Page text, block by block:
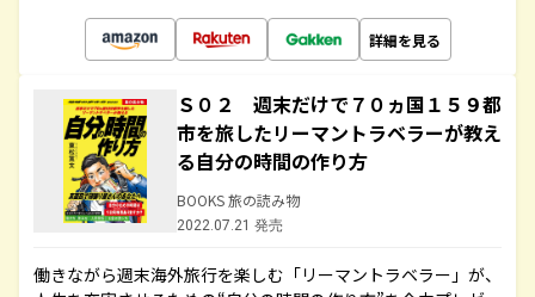
詳細を見る
Ｓ０２ 週末だけで７０ヵ国１５９都
市を旅したリーマントラベラーが教え
る自分の時間の作り方
BOOKS 旅の読み物
2022.07.21 発売
働きながら週末海外旅行を楽しむ「リーマントラベラー」が、